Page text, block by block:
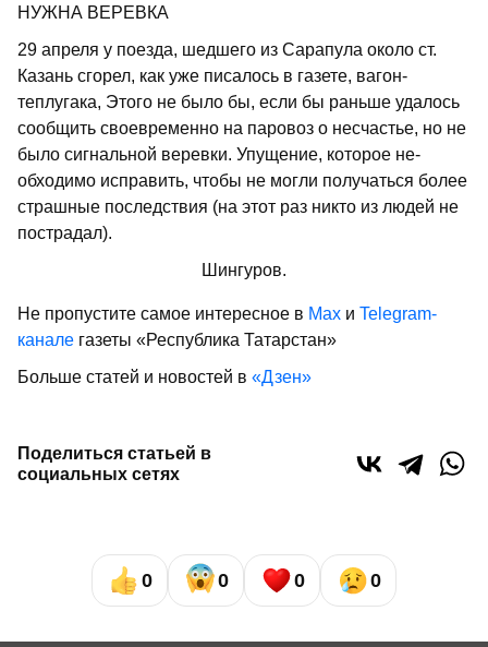
НУЖНА ВЕРЕВКА
29 апреля у поезда, шедшего из Сарапула около ст.
Казань сгорел, как уже писалось в газете, вагон-
теплугака, Этого не было бы, если бы раньше удалось
сообщить своевре­менно на паровоз о несчастье, но не
было сигнальной веревки. Упущение, которое не­
обходимо исправить, чтобы не могли полу­чаться более
страшные последствия (на этот раз никто из людей не
пострадал).
Шингуров.
Не пропустите самое интересное в Max и Telegram-
канале газеты «Республика Татарстан»
Больше статей и новостей в «Дзен»
Поделиться статьей в
социальных сетях
0 0 0 0